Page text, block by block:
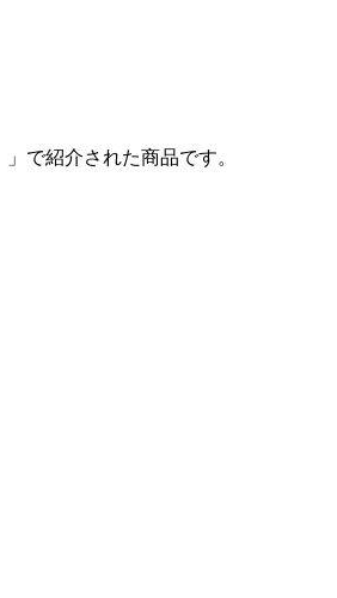
で紹介された商品です。